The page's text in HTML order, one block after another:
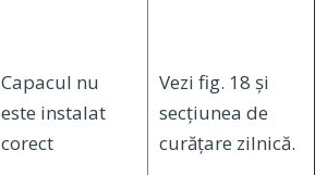
Capacul nu
este instalat
corect
Vezi fig. 18 și
secțiunea de
curățare zilnică.